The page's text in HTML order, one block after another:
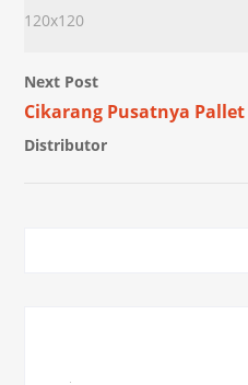
120x120
Next Post
Cikarang Pusatnya
Distributor